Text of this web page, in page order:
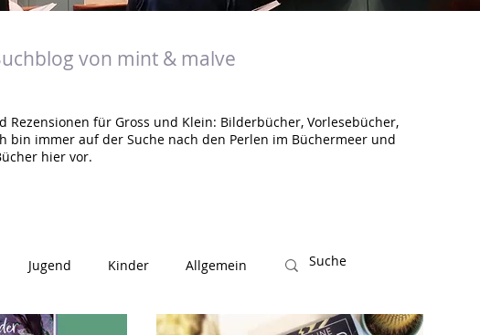
von mint & malve
Rezensionen für Gross und Klein: Bilderbücher, Vorlesebücher,
bin immer auf der Suche nach den Perlen im Büchermeer und
hier vor.
Jugend Kinder Allgemein